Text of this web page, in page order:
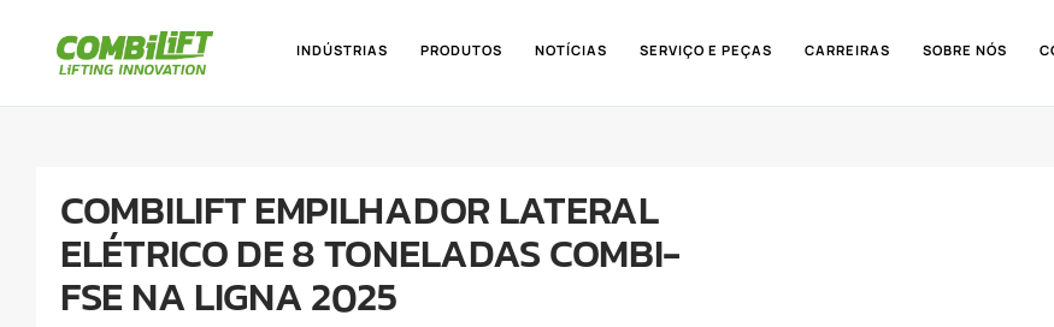
INDÚSTRIAS PRODUTOS NOTÍCIAS SERVIÇO E PEÇAS CARREIRAS SOBRE NÓS
COMBILIFT EMPILHADOR LATERAL
ELÉTRICO DE 8 TONELADAS COMBI-
FSE NA LIGNA 2025